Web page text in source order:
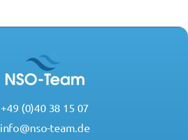
+49 (0)40 38 15 07
info@nso-team.de